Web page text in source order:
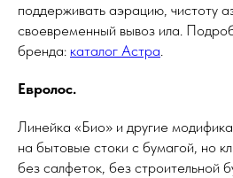
поддерживать аэрацию, чистоту
своевременный вывоз ила.
бренда: каталог Астра.
Евролос.
Линейка «Био» и другие
на бытовые стоки с бумагой, но
без салфеток, без строительной